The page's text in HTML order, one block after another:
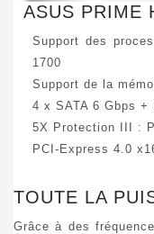
ASUS PRIME
Support des
1700
Support de la
4 x SATA 6 Gbps
5X Protection III :
PCI-Express 4.0
TOUTE LA
Grâce à des